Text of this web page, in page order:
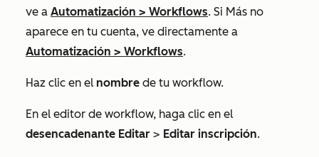
ve a Automatización > Workflows. Si Más no
aparece en tu cuenta, ve directamente a
Automatización > Workflows.
Haz clic en el nombre de tu workflow.
En el editor de workflow, haga clic en el
desencadenante Editar > Editar inscripción.